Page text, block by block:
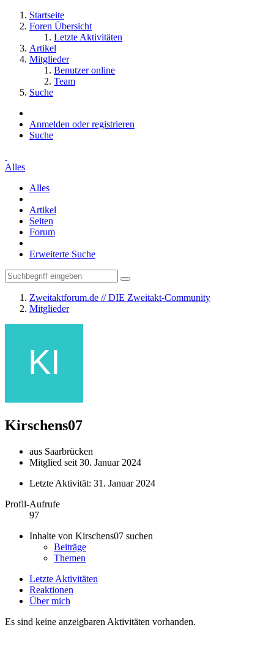
Startseite
Foren Übersicht
Letzte Aktivitäten
Artikel
Mitglieder
Benutzer online
Team
Suche
Anmelden oder registrieren
Suche
Alles
Alles
Artikel
Seiten
Forum
Erweiterte Suche
Zweitaktforum.de // DIE Zweitakt-Community
Mitglieder
Kirschens07
aus Saarbrücken
Mitglied seit 30. Januar 2024
Letzte Aktivität: 31. Januar 2024
Profil-Aufrufe
97
Inhalte von Kirschens07 suchen
Beiträge
Themen
Letzte Aktivitäten
Reaktionen
Über mich
Es sind keine anzeigbaren Aktivitäten vorhanden.